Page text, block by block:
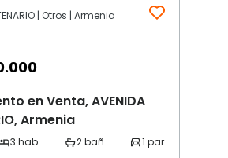
| Otros | Armenia
en Venta, AVENIDA
Armenia